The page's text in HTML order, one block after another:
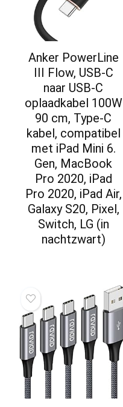
Anker PowerLine
III Flow, USB-C
naar USB-C
oplaadkabel 100W
90 cm, Type-C
kabel, compatibel
met iPad Mini 6.
Gen, MacBook
Pro 2020, iPad
Pro 2020, iPad Air,
Galaxy S20, Pixel,
Switch, LG (in
nachtzwart)